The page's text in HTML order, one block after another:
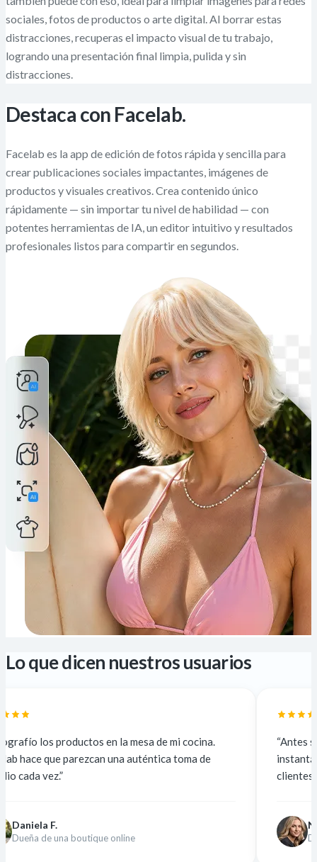
sociales, fotos de productos o arte digital. Al borrar estas
distracciones, recuperas el impacto visual de tu trabajo,
logrando una presentación final limpia, pulida y sin
distracciones.
Destaca con Facelab.
Facelab es la app de edición de fotos rápida y sencilla para
crear publicaciones sociales impactantes, imágenes de
productos y visuales creativos. Crea contenido único
rápidamente — sin importar tu nivel de habilidad — con
potentes herramientas de IA, un editor intuitivo y resultados
profesionales listos para compartir en segundos.
Lo que dicen nuestros usuarios
mesa de mi cocina.
auténtica toma de
“Antes subcontrataba a 5 $ por
instantáneo y gratis. La calidad
Diseñadora freelance